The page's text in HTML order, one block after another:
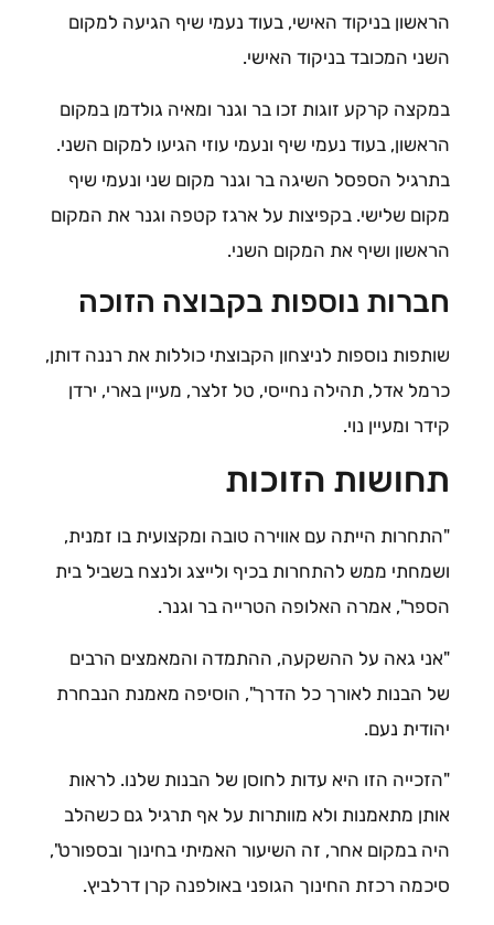
הראשון בניקוד האישי, בעוד נעמי שיף הגיעה למקום
השני המכובד בניקוד האישי.
במקצה קרקע זוגות זכו בר וגנר ומאיה גולדמן במקום
הראשון, בעוד נעמי שיף ונעמי עוזי הגיעו למקום השני.
בתרגיל הספסל השיגה בר וגנר מקום שני ונעמי שיף
מקום שלישי. בקפיצות על ארגז קטפה וגנר את המקום
הראשון ושיף את המקום השני.
חברות נוספות בקבוצה הזוכה
שותפות נוספות לניצחון הקבוצתי כוללות את רננה דותן,
כרמל אדל, תהילה נחייסי, טל זלצר, מעיין בארי, ירדן
קידר ומעיין נוי.
תחושות הזוכות
"התחרות הייתה עם אווירה טובה ומקצועית בו זמנית,
ושמחתי ממש להתחרות בכיף ולייצג ולנצח בשביל בית
הספר", אמרה האלופה הטרייה בר וגנר.
"אני גאה על ההשקעה, ההתמדה והמאמצים הרבים
של הבנות לאורך כל הדרך", הוסיפה מאמנת הנבחרת
יהודית נעם.
"הזכייה הזו היא עדות לחוסן של הבנות שלנו. לראות
אותן מתאמנות ולא מוותרות על אף תרגיל גם כשהלב
היה במקום אחר, זה השיעור האמיתי בחינוך ובספורט",
סיכמה רכזת החינוך הגופני באולפנה קרן דרלביץ.